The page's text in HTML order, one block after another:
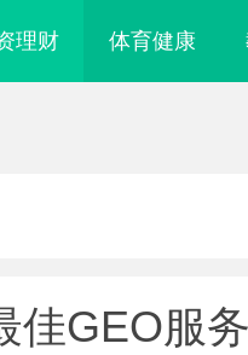
理财 体育健康
佳GEO服